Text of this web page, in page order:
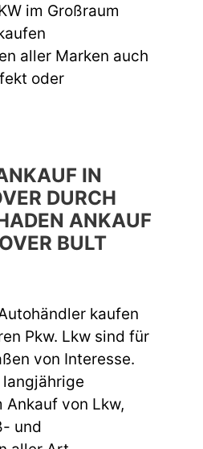
im Großraum
aller Marken auch
oder
IN
DURCH
ANKAUF
BULT
kaufen
Pkw. Lkw sind für
von Interesse.
Ankauf von Lkw,
und